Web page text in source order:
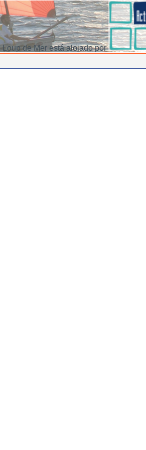
Loup de Mer está alojado por